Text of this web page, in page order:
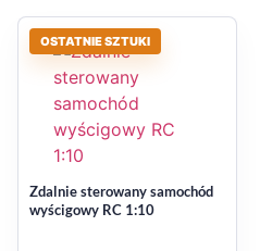
OSTATNIE SZTUKI
Zdalnie sterowany samochód
wyścigowy RC 1:10